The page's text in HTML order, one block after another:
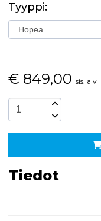
Tyyppi:
€ 849,00 sis. alv
Tiedot